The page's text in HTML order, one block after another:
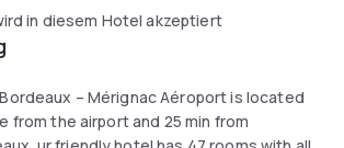
in diesem Hotel akzeptiert
– Mérignac Aéroport is located
from the airport and 25 min from